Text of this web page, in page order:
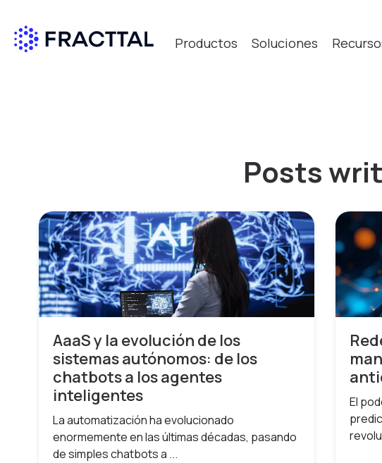
Productos Soluciones
Posts
AaaS y la evolución de los
sistemas autónomos: de los
chatbots a los agentes
inteligentes
La automatización ha evolucionado
enormemente en las últimas décadas, pasando
de simples chatbots a ...
El